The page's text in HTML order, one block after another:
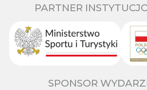
PARTNER
SPONSOR